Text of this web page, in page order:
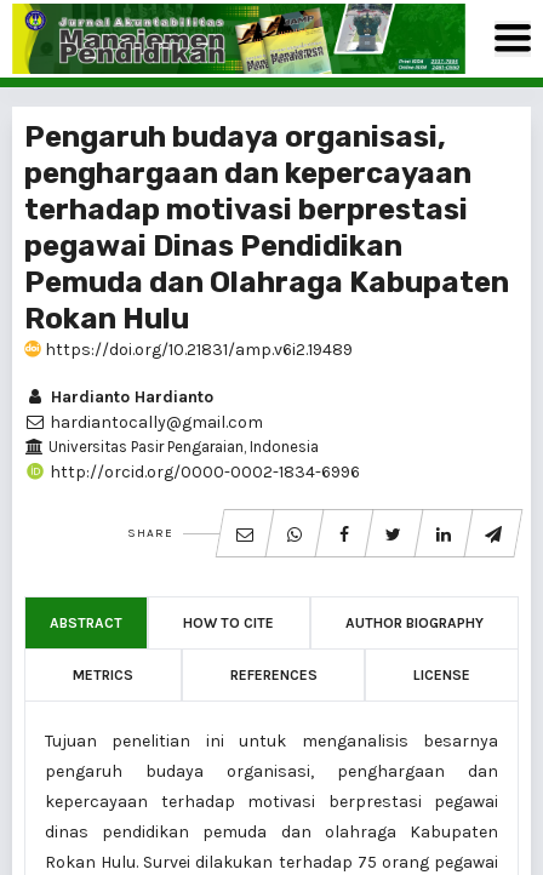
Pengaruh budaya organisasi,
penghargaan dan kepercayaan
terhadap motivasi berprestasi
pegawai Dinas Pendidikan
Pemuda dan Olahraga Kabupaten
Rokan Hulu
https://doi.org/10.21831/amp.v6i2.19489
Hardianto Hardianto
hardiantocally@gmail.com
Universitas Pasir Pengaraian, Indonesia
http://orcid.org/0000-0002-1834-6996
SHARE
ABSTRACT HOW TO CITE AUTHOR BIOGRAPHY
METRICS REFERENCES LICENSE
Tujuan penelitian ini untuk menganalisis besarnya
pengaruh budaya organisasi, penghargaan dan
kepercayaan terhadap motivasi berprestasi pegawai
dinas pendidikan pemuda dan olahraga Kabupaten
Rokan Hulu. Survei dilakukan terhadap 75 orang pegawai